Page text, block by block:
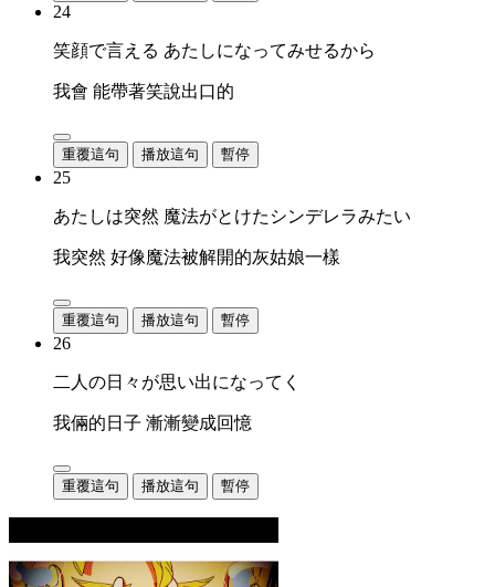
24
笑顔で言える あたしになってみせるから
我會 能帶著笑說出口的
重覆這句 播放這句 暫停
25
あたしは突然 魔法がとけたシンデレラみたい
我突然 好像魔法被解開的灰姑娘一樣
重覆這句 播放這句 暫停
26
二人の日々が思い出になってく
我倆的日子 漸漸變成回憶
重覆這句 播放這句 暫停